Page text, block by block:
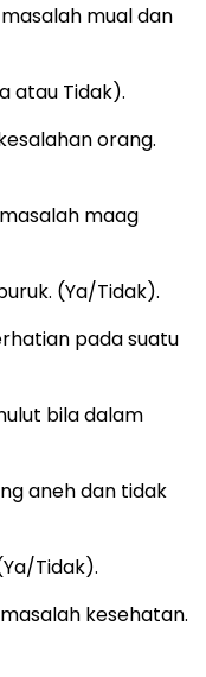
mual dan
atau Tidak).
orang.
maag
(Ya/Tidak).
pada suatu
bila dalam
aneh dan tidak
Tidak).
kesehatan.